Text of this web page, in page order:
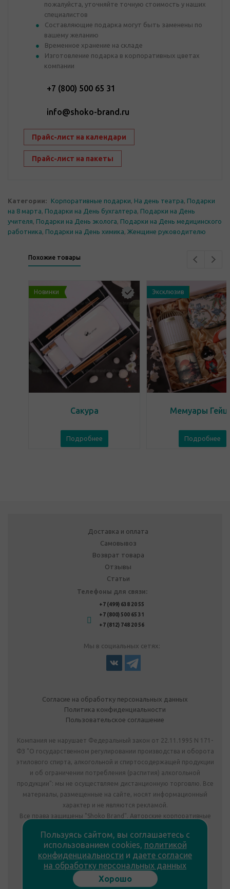
пожалуйста, уточняйте точную стоимость у наших
специалистов
Составляющие подарка могут быть заменены по
вашему желанию
Временное хранение на складе
Изготовление подарка в корпоративных цветах
компании
+7 (800) 500 65 31
info@shoko-brand.ru
Прайс-лист на календари
Прайс-лист на пакеты
Категории: Корпоративные подарки, На день театра, Подарки
на 8 марта, Подарки на День бухгалтера, Подарки на День
учителя, Подарки на День эколога, Подарки на День медицинского
работника, Подарки на День химика, Женщине руководителю
Похожие товары
Новинки
Сакура
Подробнее
Эксклюзив
Мемуары
Подробнее
Доставка и оплата
Самовывоз
Возврат товара
Отзывы
Статьи
Телефоны для связи:
+7 (499) 638 20 55
+7 (800) 500 65 31
+7 (812) 748 20 56
Мы в социальных сетях:
Согласие на обработку персональных данных
Политика конфиденциальности
Пользовательское соглашение
Компания не нарушает Федеральный закон от 22.11.1995 N 171-
ФЗ "О государственном регулировании производства и оборота
этилового спирта, алкогольной и спиртосодержащей продукции
и об ограничении потребления (распития) алкогольной
продукции": мы не осуществляем дистанционную торговлю. Все
материалы, размещенные на сайте, носят информационный
характер и не являются рекламой.
Все права защищены "Shoko Brand". Авторские корпоративные
Комплектация подарка может отличаться от изображения.
Информация на сайте не является публичной офертой.
Сведения о продавце:
ООО «Фабрика подарков», лицензия №78РПА0009672 от
23.05.2023
Пользуясь сайтом, вы соглашаетесь с
использованием cookies, политикой
конфиденциальности и даете согласие
на обработку персональных данных
Хорошо